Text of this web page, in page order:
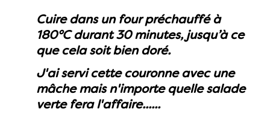
Cuire dans un four préchauffé à
180°C durant 30 minutes, jusqu’à ce
que cela soit bien doré.
J'ai servi cette couronne avec une
mâche mais n'importe quelle salade
verte fera l'affaire......